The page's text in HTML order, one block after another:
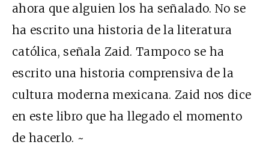
ahora que alguien los ha señalado. No se
ha escrito una historia de la literatura
católica, señala Zaid. Tampoco se ha
escrito una historia comprensiva de la
cultura moderna mexicana. Zaid nos dice
en este libro que ha llegado el momento
de hacerlo. ~